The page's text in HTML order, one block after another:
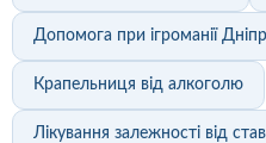
Допомога при ігроманії
Крапельниця від алкоголю
Лікування залежності від